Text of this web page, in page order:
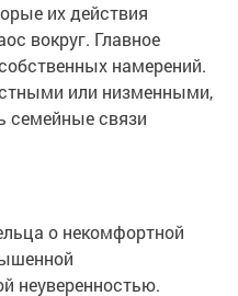
их действия
вокруг. Главное
намерений.
или низменными,
семейные связи
о некомфортной
неуверенностью.